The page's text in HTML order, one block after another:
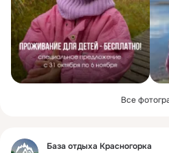
Все
Фид
База отдыха Красногорка